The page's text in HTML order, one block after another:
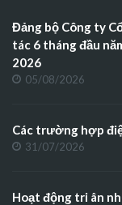
Đảng bộ Công ty
tác 6 tháng đầu
2026
05/08/2026
Các trường hợp
31/07/2026
Hoạt động tri ân